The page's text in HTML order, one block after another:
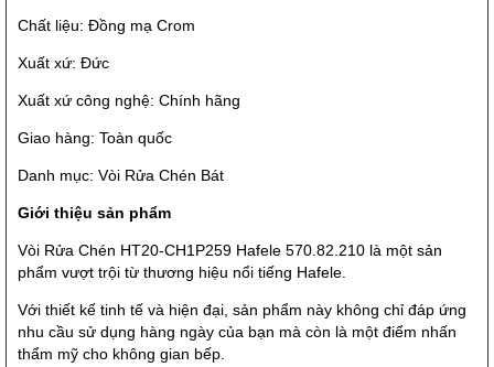
Chất liệu: Đồng mạ Crom
Xuất xứ: Đức
Xuất xứ công nghệ: Chính hãng
Giao hàng: Toàn quốc
Danh mục: Vòi Rửa Chén Bát
Giới thiệu sản phẩm
Vòi Rửa Chén HT20-CH1P259 Hafele 570.82.210 là một sản
phẩm vượt trội từ thương hiệu nổi tiếng Hafele.
Với thiết kế tinh tế và hiện đại, sản phẩm này không chỉ đáp ứng
nhu cầu sử dụng hàng ngày của bạn mà còn là một điểm nhấn
thẩm mỹ cho không gian bếp.